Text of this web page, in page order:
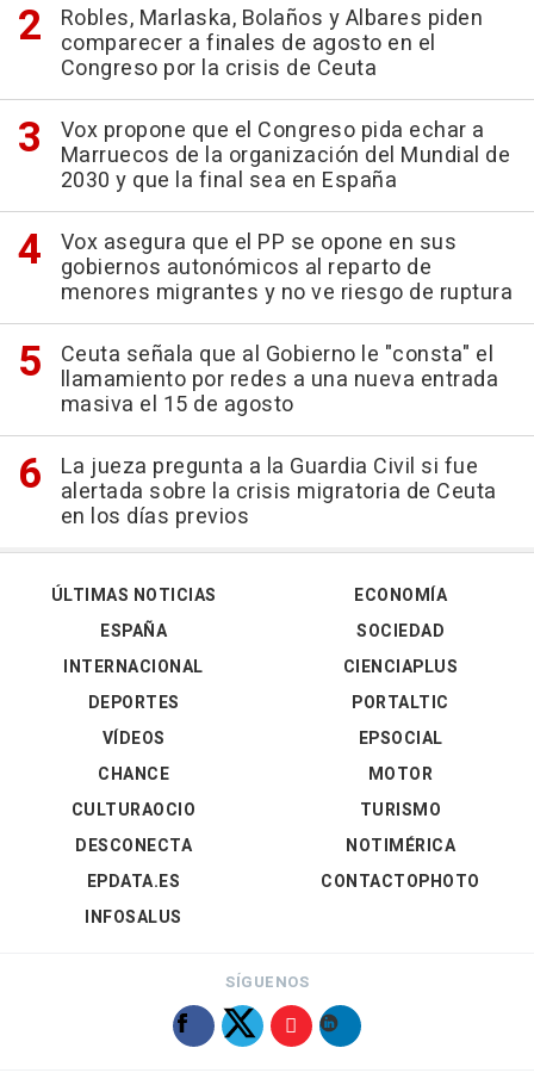
Robles, Marlaska, Bolaños y Albares piden
comparecer a finales de agosto en el
Congreso por la crisis de Ceuta
Vox propone que el Congreso pida echar a
Marruecos de la organización del Mundial de
2030 y que la final sea en España
Vox asegura que el PP se opone en sus
gobiernos autonómicos al reparto de
menores migrantes y no ve riesgo de ruptura
Ceuta señala que al Gobierno le "consta" el
llamamiento por redes a una nueva entrada
masiva el 15 de agosto
La jueza pregunta a la Guardia Civil si fue
alertada sobre la crisis migratoria de Ceuta
en los días previos
ÚLTIMAS NOTICIAS
ESPAÑA
INTERNACIONAL
DEPORTES
VÍDEOS
ECONOMÍA
SOCIEDAD
CIENCIAPLUS
PORTALTIC
EPSOCIAL
CHANCE
CULTURAOCIO
DESCONECTA
EPDATA.ES
INFOSALUS
MOTOR
TURISMO
NOTIMÉRICA
CONTACTOPHOTO
SÍGUENOS